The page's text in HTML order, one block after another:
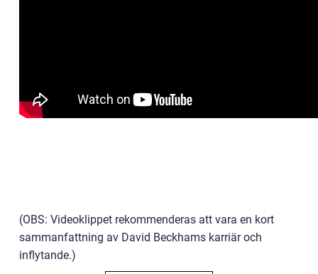
(OBS: Videoklippet rekommenderas att vara en kort
sammanfattning av David Beckhams karriär och
inflytande.)